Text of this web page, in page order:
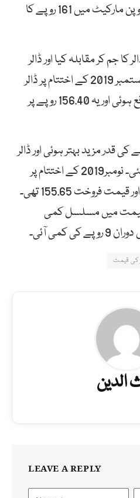
انٹربینک میں 160 روپے اور اوپن مارکیٹ میں 161 روپے کا
ڈالر کا جم کر مقابلہ کیا اور ڈالر
157.20 روپے تک پہنچ گیا۔ ستمبر 2019 کے اختتام پر ڈالر
کی قیمت میں مزید کمی واقع ہوئی اور یہ 156.40 روپے پر
پر روپے کی قدر مزید بہتر ہوئی اور ڈالر
کی قیمت 155.70 روپے رہ گئی۔ نومبر2019 کے اختتام پر
ڈالرکی قیمت خرید 155.25 اور قیمت فروخت 155.65 تھی۔
میں مسلسل کمی
کمی آئی۔
کی قیمت
الدین
LEAVE A REPLY